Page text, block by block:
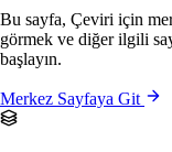
Bu sayfa, Çeviri için
görmek ve diğer ilgili
başlayın.
Merkez Sayfaya Git